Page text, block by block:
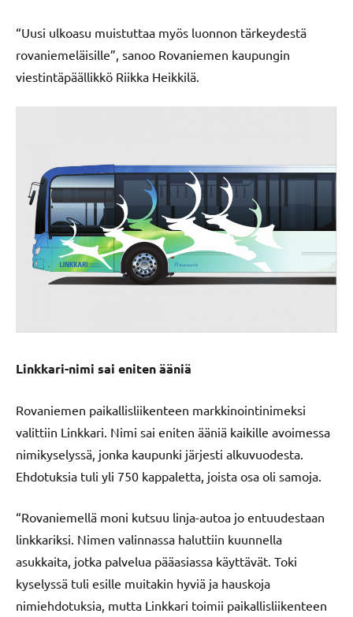
“Uusi ulkoasu muistuttaa myös luonnon tärkeydestä
rovaniemeläisille”, sanoo Rovaniemen kaupungin
viestintäpäällikkö Riikka Heikkilä.
Linkkari-nimi sai eniten ääniä
Rovaniemen paikallisliikenteen markkinointinimeksi
valittiin Linkkari. Nimi sai eniten ääniä kaikille avoimessa
nimikyselyssä, jonka kaupunki järjesti alkuvuodesta.
Ehdotuksia tuli yli 750 kappaletta, joista osa oli samoja.
“Rovaniemellä moni kutsuu linja-autoa jo entuudestaan
linkkariksi. Nimen valinnassa haluttiin kuunnella
asukkaita, jotka palvelua pääasiassa käyttävät. Toki
kyselyssä tuli esille muitakin hyviä ja hauskoja
nimiehdotuksia, mutta Linkkari toimii paikallisliikenteen